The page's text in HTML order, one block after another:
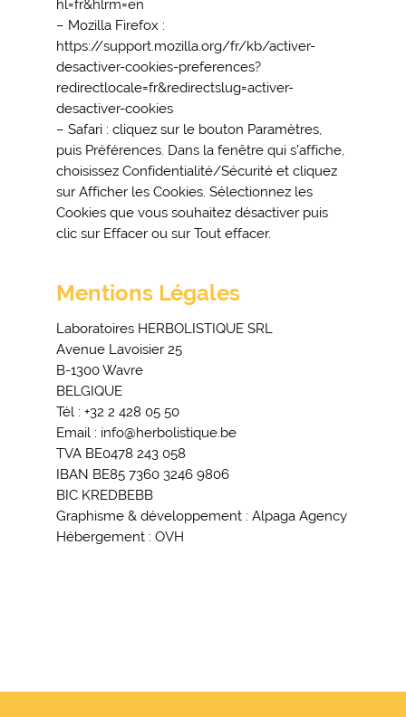
hl=fr&hlrm=en
– Mozilla Firefox :
https://support.mozilla.org/fr/kb/activer-
desactiver-cookies-preferences?
redirectlocale=fr&redirectslug=activer-
desactiver-cookies
– Safari : cliquez sur le bouton Paramètres,
puis Préférences. Dans la fenêtre qui s’affiche,
choisissez Confidentialité/Sécurité et cliquez
sur Afficher les Cookies. Sélectionnez les
Cookies que vous souhaitez désactiver puis
clic sur Effacer ou sur Tout effacer.
Mentions Légales
Laboratoires HERBOLISTIQUE SRL
Avenue Lavoisier 25
B-1300 Wavre
BELGIQUE
Tél : +32 2 428 05 50
Email : info@herbolistique.be
TVA BE0478 243 058
IBAN BE85 7360 3246 9806
BIC KREDBEBB
Graphisme & développement : Alpaga Agency
Hébergement : OVH